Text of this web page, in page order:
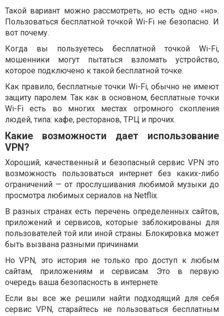
Такой вариант можно рассмотреть, но есть одно «но».
Пользоваться бесплатной точкой Wi-Fi не безопасно. И
вот почему.
Когда вы пользуетесь бесплатной точкой Wi-Fi,
мошенники могут пытаться взломать устройство,
которое подключено к такой бесплатной точке.
Как правило, бесплатные точки Wi-Fi, обычно не имеют
защиту паролем. Так как в основном, бесплатные точки
Wi-Fi есть во многих местах огромного скопления
людей, типа: кафе, ресторанов, ТРЦ и прочих.
Какие возможности дает использование
VPN?
Хороший, качественный и безопасный сервис VPN это
возможность пользоваться интернет без каких-либо
ограничений — от прослушивания любимой музыки до
просмотра любимых сериалов на Netflix.
В разных странах есть перечень определенных сайтов,
приложений и сервисов, которые заблокированы для
пользователей той или иной страны. Блокировка может
быть вызвана разными причинами.
Но VPN, это история не только про доступ к любым
сайтам, приложениям и сервисам. Это в первую
очередь ваша безопасность в интернете.
Если вы все же решили найти подходящий для себя
сервис VPN, старайтесь не пользоваться бесплатным